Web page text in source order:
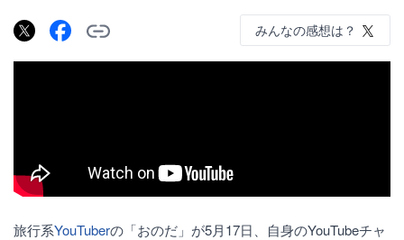
みんなの感想は？
旅行系YouTuberの「おのだ」が5月17日、自身のYouTubeチャ